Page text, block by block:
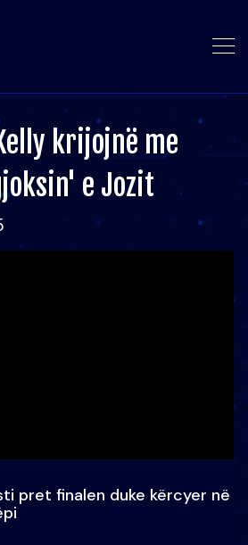
krijojnë me
e Jozit
pret finalen duke kërcyer në